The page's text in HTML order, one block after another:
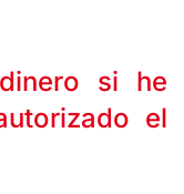
si he
el